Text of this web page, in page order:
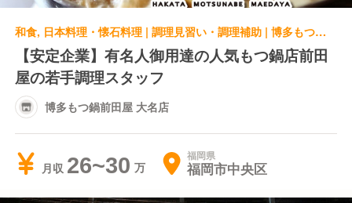
和食, 日本料理・懐石料理 | 調理見習い・調理補助 | 博多もつ鍋前田屋 大名店
【安定企業】有名人御用達の人気もつ鍋店前田
屋の若手調理スタッフ
博多もつ鍋前田屋 大名店
月収 26~30 福岡県
福岡市中央区